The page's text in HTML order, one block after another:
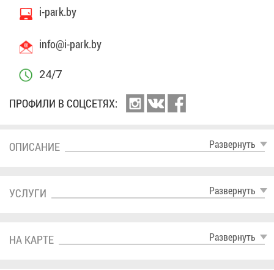
и мно­гое дру­гое.
i-park.by
info@​i-​park.​by
24/7
ПРО­ФИ­ЛИ В СОЦ­СЕ­ТЯХ:
Раз­вер­нуть
ОПИ­СА­НИЕ
Раз­вер­нуть
УСЛУ­ГИ
Раз­вер­нуть
НА КАР­ТЕ